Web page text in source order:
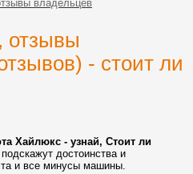
владельцев
отзывы
- стоит ли
Хайлюкс - узнай, Стоит ли
достоинства и
и все минусы машины.